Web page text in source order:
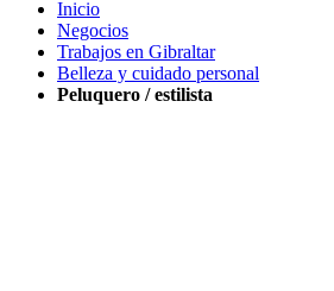
Inicio
Negocios
Trabajos en Gibraltar
Belleza y cuidado personal
Peluquero / estilista